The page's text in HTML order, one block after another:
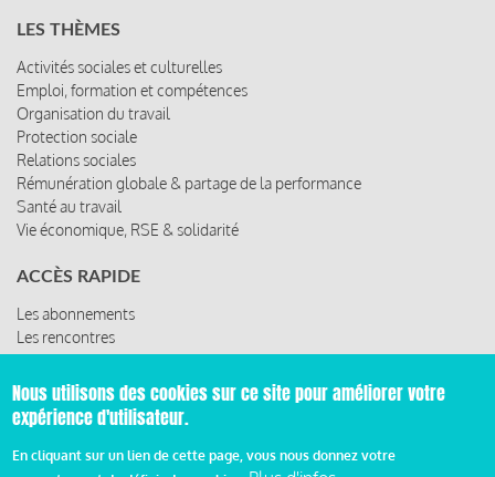
LES THÈMES
Activités sociales et culturelles
Emploi, formation et compétences
Organisation du travail
Protection sociale
Relations sociales
Rémunération globale & partage de la performance
Santé au travail
Vie économique, RSE & solidarité
ACCÈS RAPIDE
Les abonnements
Les rencontres
Les ressources
© 2019 Miroir Social - Réalisé parCafffeine
Nous utilisons des cookies sur ce site pour améliorer votre
expérience d'utilisateur.
En cliquant sur un lien de cette page, vous nous donnez votre